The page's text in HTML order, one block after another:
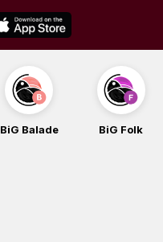
BiG Balade BiG Folk